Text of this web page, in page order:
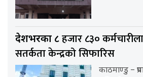
देशभरका ८हजार ८३०
सतर्कता केन्द्रको सिफारिस
काठमाण्डु –